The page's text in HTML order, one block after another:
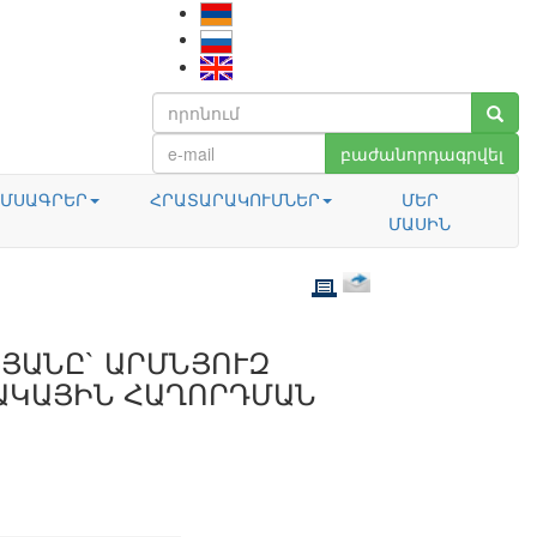
բաժանորդագրվել
ՀՐԱՏԱՐԱԿՈՒՄՆԵՐ
ՄԵՐ
ՄԱՍԻՆ
ԱՐՄՆՅՈՒԶ
ՀԱՂՈՐԴՄԱՆ